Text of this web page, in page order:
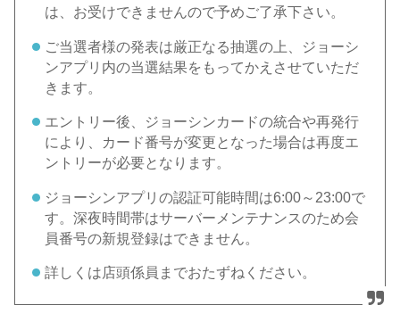
は、お受けできませんので予めご了承下さい。
ご当選者様の発表は厳正なる抽選の上、ジョーシ
ンアプリ内の当選結果をもってかえさせていただ
きます。
エントリー後、ジョーシンカードの統合や再発行
により、カード番号が変更となった場合は再度エ
ントリーが必要となります。
ジョーシンアプリの認証可能時間は6:00～23:00で
す。深夜時間帯はサーバーメンテナンスのため会
員番号の新規登録はできません。
詳しくは店頭係員までおたずねください。